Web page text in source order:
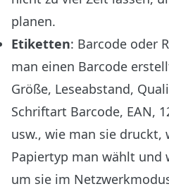
planen.
Etiketten: Barcode oder
man einen Barcode
Größe, Leseabstand,
Schriftart Barcode, EAN,
usw., wie man sie druckt,
Papiertyp man wählt und
um sie im